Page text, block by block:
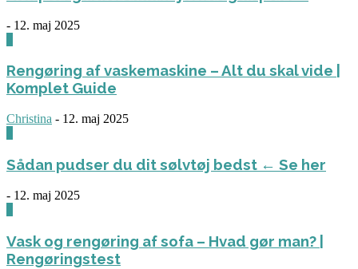
- 12. maj 2025
Rengøring af vaskemaskine – Alt du skal vide |
Komplet Guide
Christina - 12. maj 2025
Sådan pudser du dit sølvtøj bedst ← Se her
- 12. maj 2025
Vask og rengøring af sofa – Hvad gør man? |
Rengøringstest